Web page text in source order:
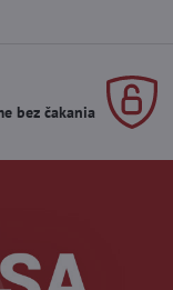
bez čakania